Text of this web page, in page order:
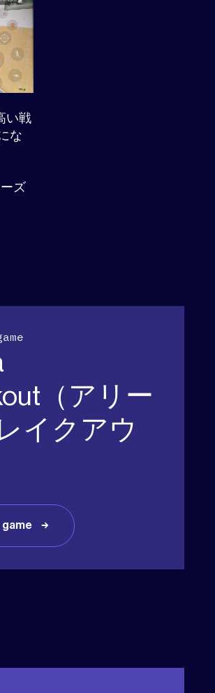
い戦
な
ズ
（アリー
イクアウ
game